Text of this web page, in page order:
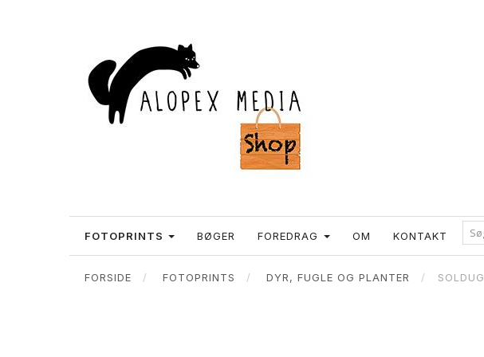
FOTOPRINTS BØGER FOREDRAG OM KONTAKT
FORSIDE FOTOPRINTS DYR, FUGLE OG PLANTER SOLDUG